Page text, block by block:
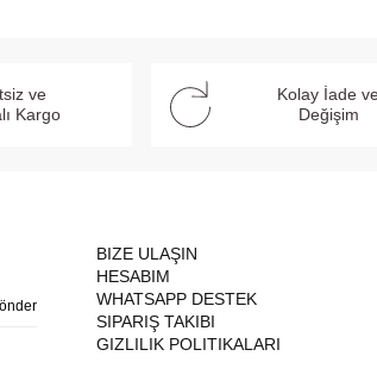
ve
Kargo
Kolay İade
Değişim
BIZE ULAŞIN
HESABIM
WHATSAPP DESTEK
SIPARIŞ TAKIBI
GIZLILIK POLITIKALARI